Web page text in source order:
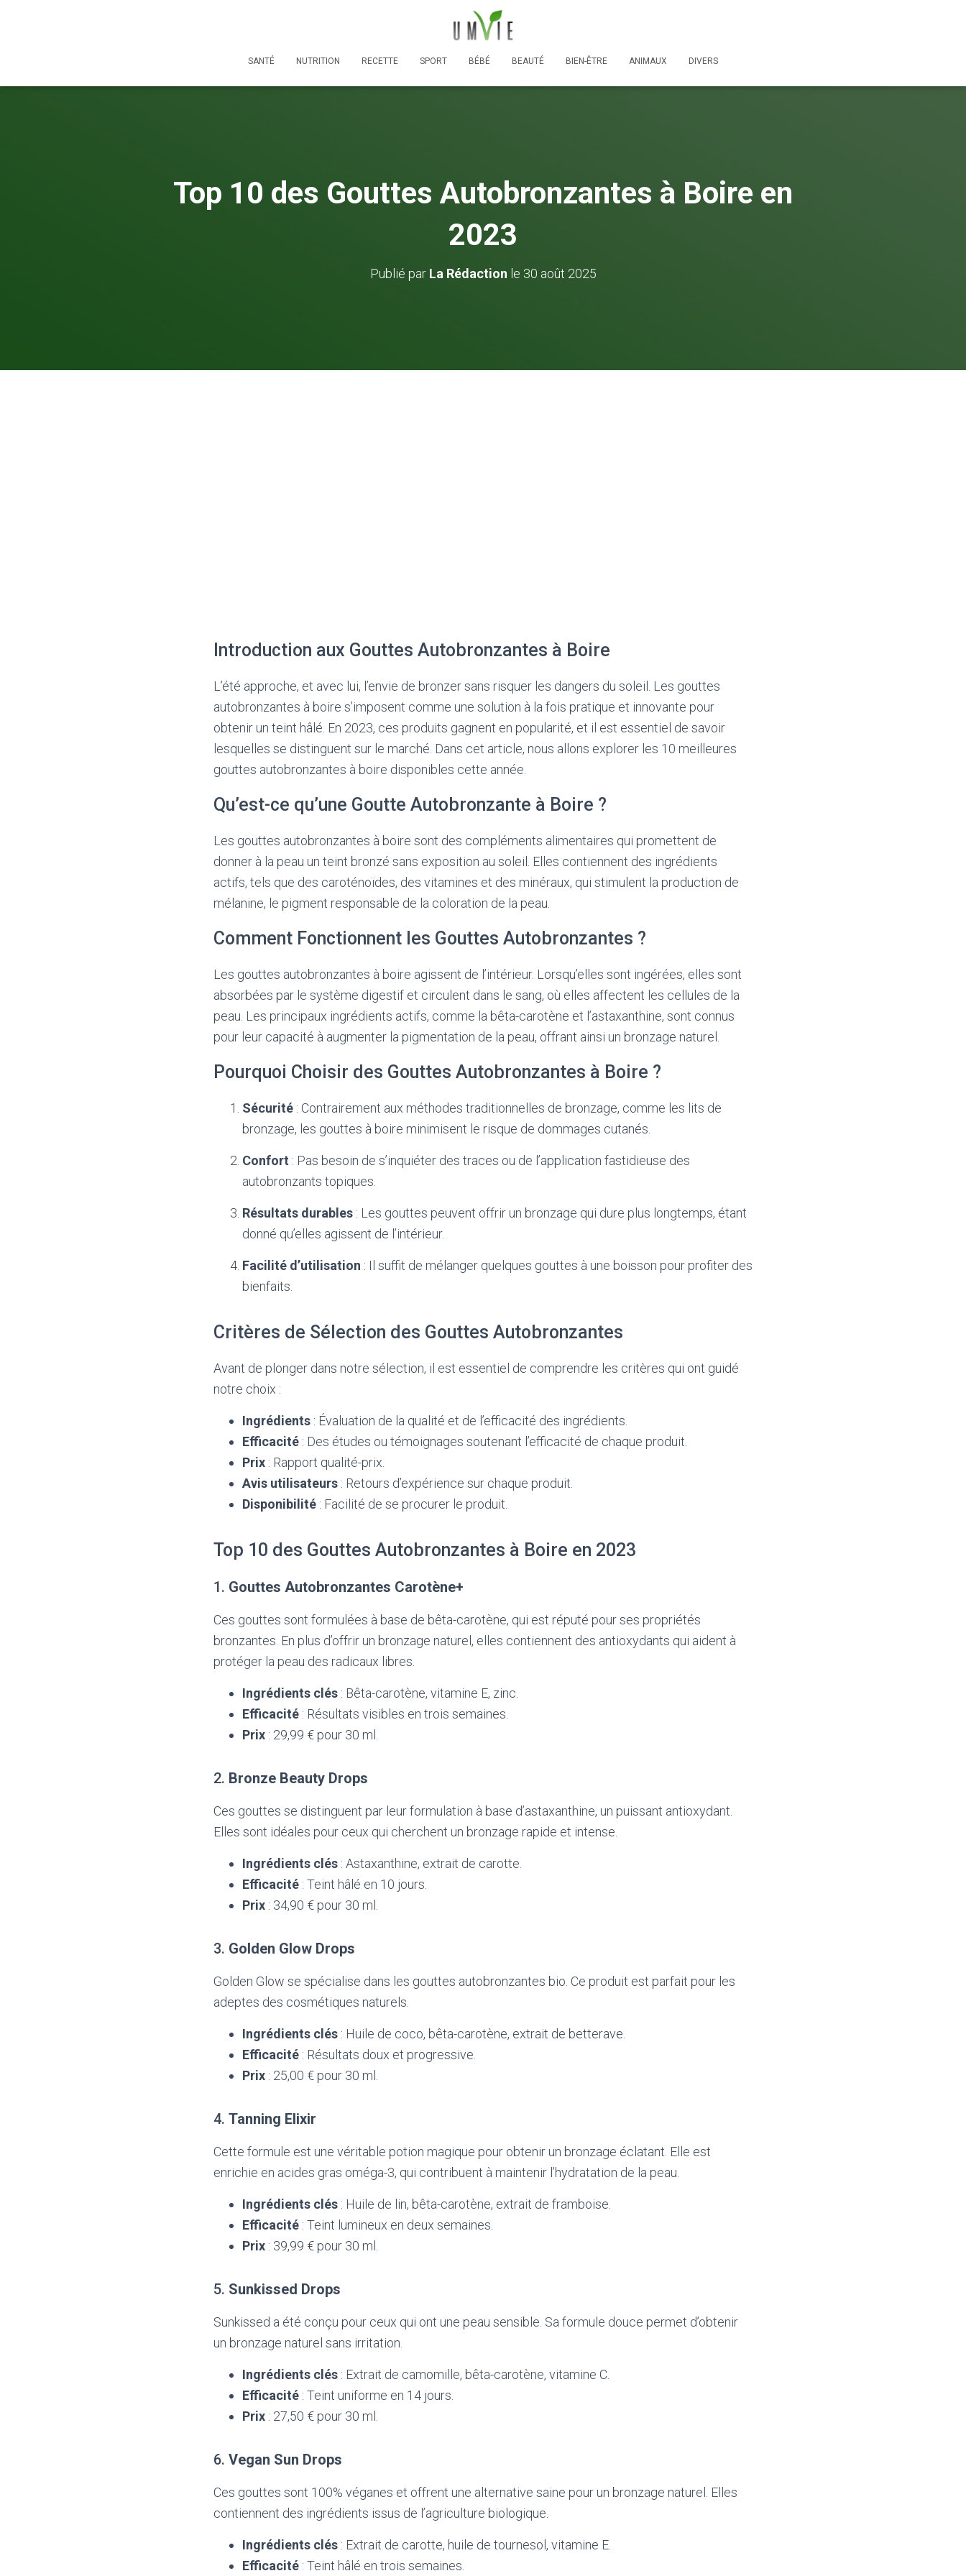
SANTÉ NUTRITION RECETTE SPORT BÉBÉ BEAUTÉ BIEN-ÊTRE ANIMAUX DIVERS
Top 10 des Gouttes Autobronzantes à Boire en
2023
Publié par La Rédaction le 30 août 2025
Introduction aux Gouttes Autobronzantes à Boire
L’été approche, et avec lui, l’envie de bronzer sans risquer les dangers du soleil. Les gouttes
autobronzantes à boire s’imposent comme une solution à la fois pratique et innovante pour
obtenir un teint hâlé. En 2023, ces produits gagnent en popularité, et il est essentiel de savoir
lesquelles se distinguent sur le marché. Dans cet article, nous allons explorer les 10 meilleures
gouttes autobronzantes à boire disponibles cette année.
Qu’est-ce qu’une Goutte Autobronzante à Boire ?
Les gouttes autobronzantes à boire sont des compléments alimentaires qui promettent de
donner à la peau un teint bronzé sans exposition au soleil. Elles contiennent des ingrédients
actifs, tels que des caroténoïdes, des vitamines et des minéraux, qui stimulent la production de
mélanine, le pigment responsable de la coloration de la peau.
Comment Fonctionnent les Gouttes Autobronzantes ?
Les gouttes autobronzantes à boire agissent de l’intérieur. Lorsqu’elles sont ingérées, elles sont
absorbées par le système digestif et circulent dans le sang, où elles affectent les cellules de la
peau. Les principaux ingrédients actifs, comme la bêta-carotène et l’astaxanthine, sont connus
pour leur capacité à augmenter la pigmentation de la peau, offrant ainsi un bronzage naturel.
Pourquoi Choisir des Gouttes Autobronzantes à Boire ?
Sécurité : Contrairement aux méthodes traditionnelles de bronzage, comme les lits de
bronzage, les gouttes à boire minimisent le risque de dommages cutanés.
Confort : Pas besoin de s’inquiéter des traces ou de l’application fastidieuse des
autobronzants topiques.
Résultats durables : Les gouttes peuvent offrir un bronzage qui dure plus longtemps, étant
donné qu’elles agissent de l’intérieur.
Facilité d’utilisation : Il suffit de mélanger quelques gouttes à une boisson pour profiter des
bienfaits.
Critères de Sélection des Gouttes Autobronzantes
Avant de plonger dans notre sélection, il est essentiel de comprendre les critères qui ont guidé
notre choix :
Ingrédients : Évaluation de la qualité et de l’efficacité des ingrédients.
Efficacité : Des études ou témoignages soutenant l’efficacité de chaque produit.
Prix : Rapport qualité-prix.
Avis utilisateurs : Retours d’expérience sur chaque produit.
Disponibilité : Facilité de se procurer le produit.
Top 10 des Gouttes Autobronzantes à Boire en 2023
1. Gouttes Autobronzantes Carotène+
Ces gouttes sont formulées à base de bêta-carotène, qui est réputé pour ses propriétés
bronzantes. En plus d’offrir un bronzage naturel, elles contiennent des antioxydants qui aident à
protéger la peau des radicaux libres.
Ingrédients clés : Bêta-carotène, vitamine E, zinc.
Efficacité : Résultats visibles en trois semaines.
Prix : 29,99 € pour 30 ml.
2. Bronze Beauty Drops
Ces gouttes se distinguent par leur formulation à base d’astaxanthine, un puissant antioxydant.
Elles sont idéales pour ceux qui cherchent un bronzage rapide et intense.
Ingrédients clés : Astaxanthine, extrait de carotte.
Efficacité : Teint hâlé en 10 jours.
Prix : 34,90 € pour 30 ml.
3. Golden Glow Drops
Golden Glow se spécialise dans les gouttes autobronzantes bio. Ce produit est parfait pour les
adeptes des cosmétiques naturels.
Ingrédients clés : Huile de coco, bêta-carotène, extrait de betterave.
Efficacité : Résultats doux et progressive.
Prix : 25,00 € pour 30 ml.
4. Tanning Elixir
Cette formule est une véritable potion magique pour obtenir un bronzage éclatant. Elle est
enrichie en acides gras oméga-3, qui contribuent à maintenir l’hydratation de la peau.
Ingrédients clés : Huile de lin, bêta-carotène, extrait de framboise.
Efficacité : Teint lumineux en deux semaines.
Prix : 39,99 € pour 30 ml.
5. Sunkissed Drops
Sunkissed a été conçu pour ceux qui ont une peau sensible. Sa formule douce permet d’obtenir
un bronzage naturel sans irritation.
Ingrédients clés : Extrait de camomille, bêta-carotène, vitamine C.
Efficacité : Teint uniforme en 14 jours.
Prix : 27,50 € pour 30 ml.
6. Vegan Sun Drops
Ces gouttes sont 100% véganes et offrent une alternative saine pour un bronzage naturel. Elles
contiennent des ingrédients issus de l’agriculture biologique.
Ingrédients clés : Extrait de carotte, huile de tournesol, vitamine E.
Efficacité : Teint hâlé en trois semaines.